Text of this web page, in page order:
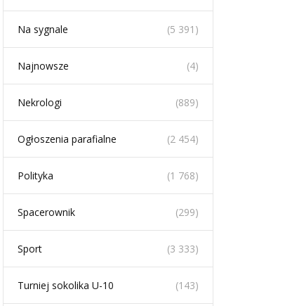
Na sygnale (5 391)
Najnowsze (4)
Nekrologi (889)
Ogłoszenia parafialne (2 454)
Polityka (1 768)
Spacerownik (299)
Sport (3 333)
Turniej sokolika U-10 (143)